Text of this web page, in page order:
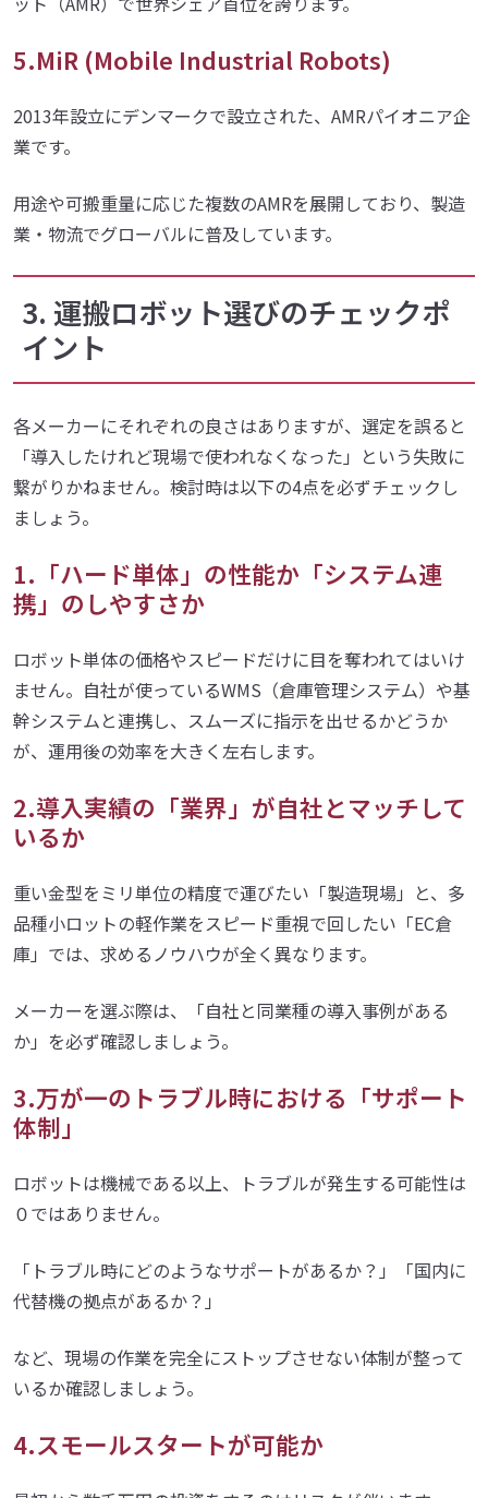
5.MiR (Mobile Industrial Robots)
2013年設立にデンマークで設立された、AMRパイオニア企
業です。
用途や可搬重量に応じた複数のAMRを展開しており、製造
業・物流でグローバルに普及しています。
3. 運搬ロボット選びのチェックポ
イント
各メーカーにそれぞれの良さはありますが、選定を誤ると
「導入したけれど現場で使われなくなった」という失敗に
繋がりかねません。検討時は以下の4点を必ずチェックし
ましょう。
1.「ハード単体」の性能か「システム連
携」のしやすさか
ロボット単体の価格やスピードだけに目を奪われてはいけ
ません。自社が使っているWMS（倉庫管理システム）や基
幹システムと連携し、スムーズに指示を出せるかどうか
が、運用後の効率を大きく左右します。
2.導入実績の「業界」が自社とマッチして
いるか
重い金型をミリ単位の精度で運びたい「製造現場」と、多
品種小ロットの軽作業をスピード重視で回したい「EC倉
庫」では、求めるノウハウが全く異なります。
メーカーを選ぶ際は、「自社と同業種の導入事例がある
か」を必ず確認しましょう。
3.万が一のトラブル時における「サポート
体制」
ロボットは機械である以上、トラブルが発生する可能性は
０ではありません。
「トラブル時にどのようなサポートがあるか？」「国内に
代替機の拠点があるか？」
など、現場の作業を完全にストップさせない体制が整って
いるか確認しましょう。
4.スモールスタートが可能か